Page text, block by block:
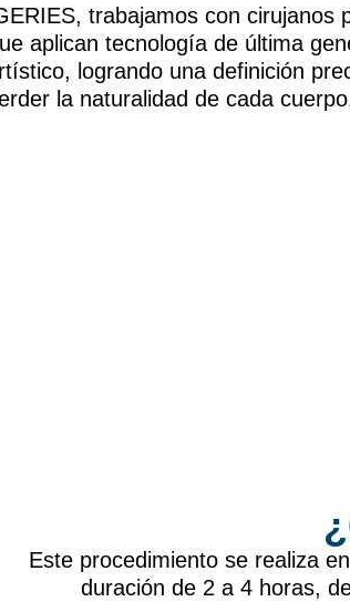
trabajamos con cirujanos
aplican tecnología de última
logrando una definición
la naturalidad de cada
Este procedimiento se realiza
duración de 2 a 4 horas,